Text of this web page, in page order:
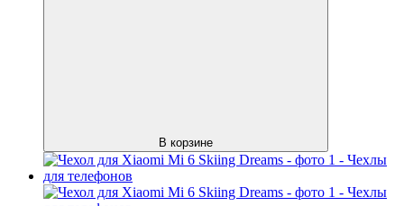
В корзине